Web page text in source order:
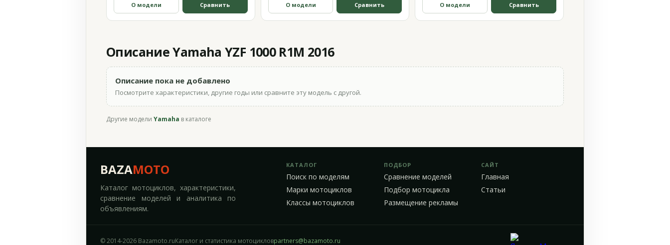
О модели Сравнить О модели Сравнить О модели Сравнить
Описание Yamaha YZF 1000 R1M 2016
Описание пока не добавлено
Посмотрите характеристики, другие годы или сравните эту модель с другой.
Другие модели Yamaha в каталоге
BAZAMOTO
Каталог мотоциклов, характеристики,
сравнение моделей и аналитика по
объявлениям.
КАТАЛОГ
Поиск по моделям
Марки мотоциклов
Классы мотоциклов
ПОДБОР
Сравнение моделей
Подбор мотоцикла
Размещение рекламы
САЙТ
Главная
Статьи
© 2014-2026 Bazamoto.ruКаталог и статистика мотоцикловpartners@bazamoto.ru